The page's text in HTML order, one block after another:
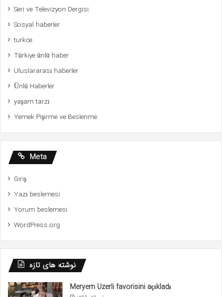
Seri ve Televizyon Dergisi
Sosyal haberler
turkce
Türkiye ünlü haber
Uluslararası haberler
Ünlü Haberler
yaşam tarzı
Yemek Pişirme ve Beslenme
Meta
Giriş
Yazı beslemesi
Yorum beslemesi
WordPress.org
نوشته های تازه
Meryem Uzerli favorisini açıkladı